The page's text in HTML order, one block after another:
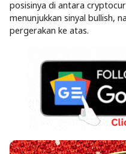
posisinya di antara
menunjukkan sinyal bullish,
pergerakan ke atas.